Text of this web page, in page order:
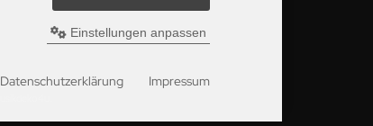
Einstellungen anpassen
Datenschutzerklärung Impressum